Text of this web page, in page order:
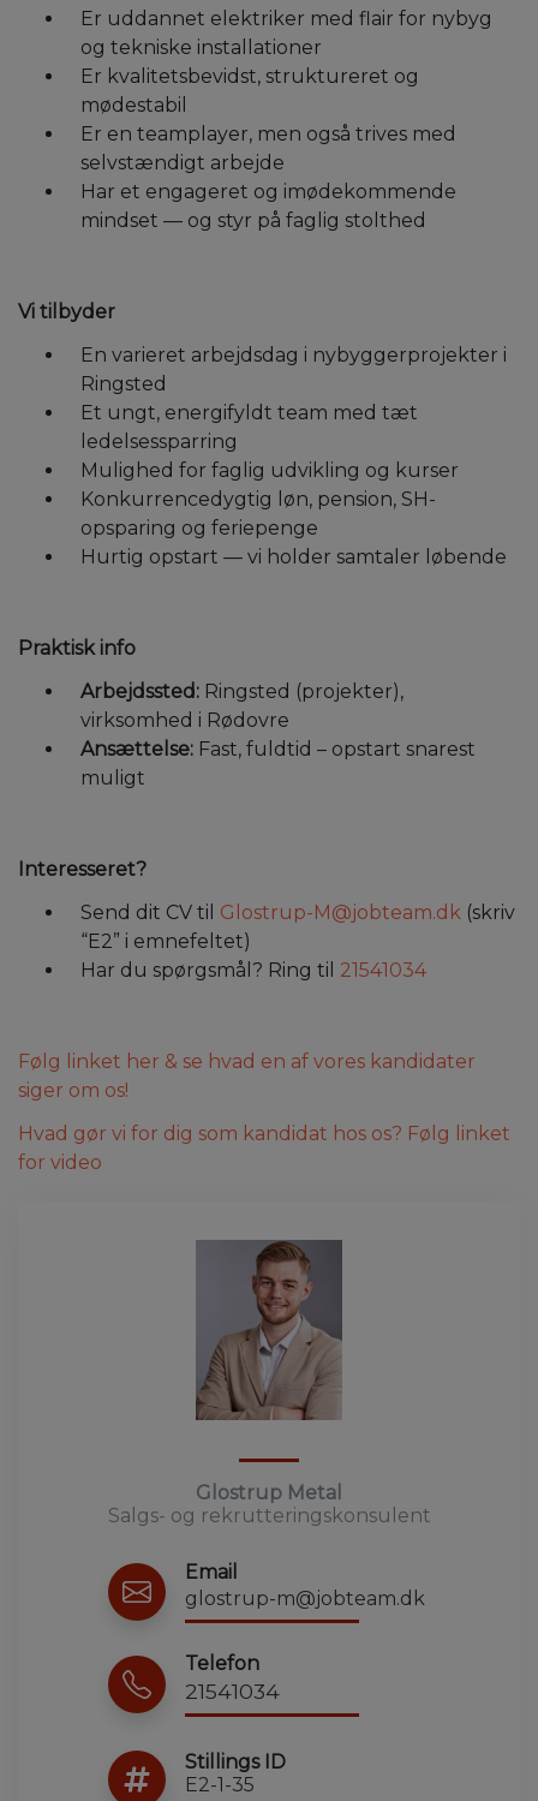
Er uddannet elektriker med flair for nybyg
og tekniske installationer
Er kvalitetsbevidst, struktureret og
mødestabil
Er en teamplayer, men også trives med
selvstændigt arbejde
Har et engageret og imødekommende
mindset — og styr på faglig stolthed
Vi tilbyder
En varieret arbejdsdag i nybyggerprojekter i
Ringsted
Et ungt, energifyldt team med tæt
ledelsessparring
Mulighed for faglig udvikling og kurser
Konkurrencedygtig løn, pension, SH-
opsparing og feriepenge
Hurtig opstart — vi holder samtaler løbende
Praktisk info
Arbejdssted: Ringsted (projekter),
virksomhed i Rødovre
Ansættelse: Fast, fuldtid – opstart snarest
muligt
Interesseret?
Send dit CV til Glostrup-M@jobteam.dk (skriv
“E2” i emnefeltet)
Har du spørgsmål? Ring til 21541034
Følg linket her & se hvad en af vores kandidater
siger om os!
Hvad gør vi for dig som kandidat hos os? Følg linket
for video
Glostrup Metal
Salgs- og rekrutteringskonsulent
Email
glostrup-m@jobteam.dk
Telefon
21541034
Stillings ID
E2-1-35